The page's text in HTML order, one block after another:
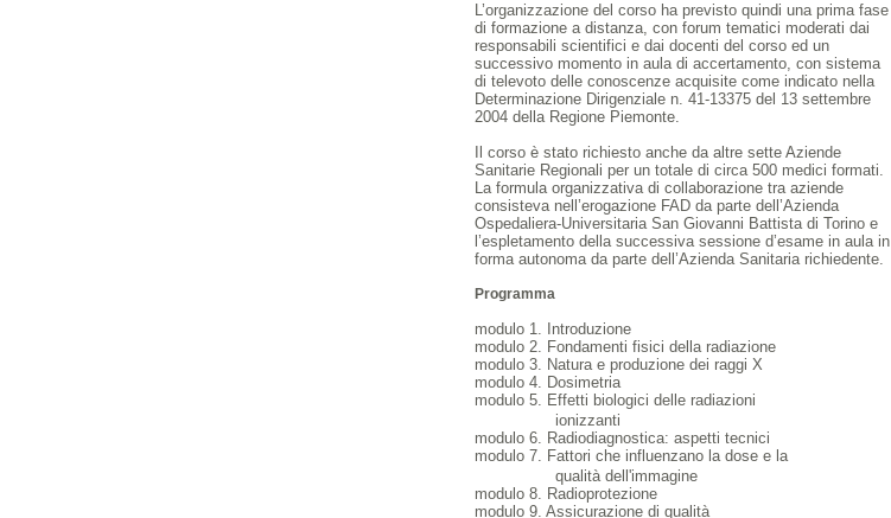
L’organizzazione del corso ha previsto quindi una prima fase
di formazione a distanza, con forum tematici moderati dai
responsabili scientifici e dai docenti del corso ed un
successivo momento in aula di accertamento, con sistema
di televoto delle conoscenze acquisite come indicato nella
Determinazione Dirigenziale n. 41-13375 del 13 settembre
2004 della Regione Piemonte.
Il corso è stato richiesto anche da altre sette Aziende
Sanitarie Regionali per un totale di circa 500 medici formati.
La formula organizzativa di collaborazione tra aziende
consisteva nell’erogazione FAD da parte dell’Azienda
Ospedaliera-Universitaria San Giovanni Battista di Torino e
l’espletamento della successiva sessione d’esame in aula in
forma autonoma da parte dell’Azienda Sanitaria richiedente.
Programma
modulo 1. Introduzione
modulo 2. Fondamenti fisici della radiazione
modulo 3. Natura e produzione dei raggi X
modulo 4. Dosimetria
modulo 5. Effetti biologici delle radiazioni
ionizzanti
modulo 6. Radiodiagnostica: aspetti tecnici
modulo 7. Fattori che influenzano la dose e la
qualità dell'immagine
modulo 8. Radioprotezione
modulo 9. Assicurazione di qualità